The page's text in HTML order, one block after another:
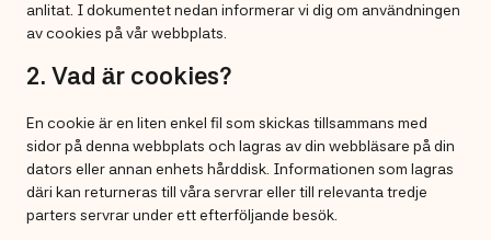
anlitat. I dokumentet nedan informerar vi dig om användningen
av cookies på vår webbplats.
2. Vad är cookies?
En cookie är en liten enkel fil som skickas tillsammans med
sidor på denna webbplats och lagras av din webbläsare på din
dators eller annan enhets hårddisk. Informationen som lagras
däri kan returneras till våra servrar eller till relevanta tredje
parters servrar under ett efterföljande besök.